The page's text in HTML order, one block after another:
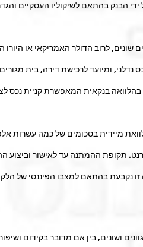
הנקבע על ידי הבנק בהתאם לשיקוליו העסקיים
לרוב הדולר האמריקאי או היורו
נדלני, ומיועד לרכישת דירה, בית
בנקאית המאפשרת קניית נכס
מיידית בסכומים של כמה עשרות
תקופת ההמתנה עד לאישור וביצוע
נקבעת בהתאם למצבו הפיננסי של
ושונים, בין אם מדובר בקידום